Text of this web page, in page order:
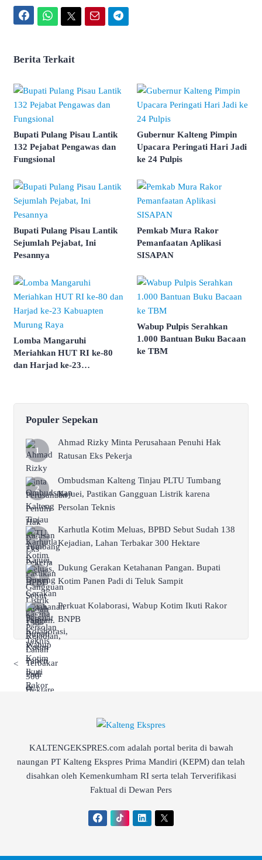
Berita Terkait
Bupati Pulang Pisau Lantik
132 Pejabat Pengawas dan
Fungsional
Gubernur Kalteng Pimpin
Upacara Peringati Hari Jadi
ke 24 Pulpis
Bupati Pulang Pisau Lantik
Sejumlah Pejabat, Ini
Pesannya
Pemkab Mura Rakor
Pemanfaatan Aplikasi
SISAPAN
Lomba Mangaruhi
Meriahkan HUT RI ke-80
dan Harjad ke-23
Wabup Pulpis Serahkan
1.000 Bantuan Buku Bacaan
ke TBM
Populer Sepekan
Ahmad Rizky Minta Perusahaan Penuhi Hak
Ratusan Eks Pekerja
Ombudsman Kalteng Tinjau PLTU Tumbang
Kajuei, Pastikan Gangguan Listrik karena
Persolan Teknis
Karhutla Kotim Meluas, BPBD Sebut Sudah 138
Kejadian, Lahan Terbakar 300 Hektare
Dukung Gerakan Ketahanan Pangan. Bupati
Kotim Panen Padi di Teluk Sampit
Perkuat Kolaborasi, Wabup Kotim Ikuti Rakor
BNPB
<
KALTENGEKSPRES.com adalah portal berita di bawah
naungan PT Kalteng Ekspres Prima Mandiri (KEPM) dan telah
disahkan oleh Kemenkumham RI serta telah Terverifikasi
Faktual di Dewan Pers